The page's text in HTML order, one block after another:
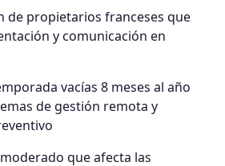
de propietarios franceses que
y comunicación en
vacías 8 meses al año
de gestión remota y
que afecta las